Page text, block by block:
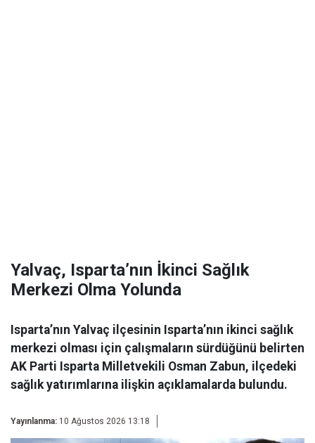
Yalvaç, Isparta’nın İkinci Sağlık
Merkezi Olma Yolunda
Isparta’nın Yalvaç ilçesinin Isparta’nın ikinci sağlık
merkezi olması için çalışmaların sürdüğünü belirten
AK Parti Isparta Milletvekili Osman Zabun, ilçedeki
sağlık yatırımlarına ilişkin açıklamalarda bulundu.
Yayınlanma: 10 Ağustos 2026 13:18